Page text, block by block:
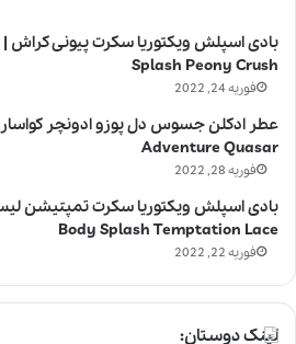
Splash Peony Crush
فوریه 24, 2022
Adventure Quasar
فوریه 28, 2022
Body Splash Temptation Lace
فوریه 22, 2022
لینک دوستان: